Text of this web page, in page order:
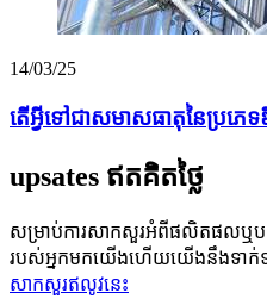
14/03/25
តើអ្វីទៅជាសមាសធាតុនៃប្រភេ
upsates ឥតគិតថ្លៃ
សម្រាប់ការសាកសួរអំពីផលិតផលឬ
របស់អ្នកមកយើងហើយយើងនឹងទាក់
សាកសួរឥលូវនេះ